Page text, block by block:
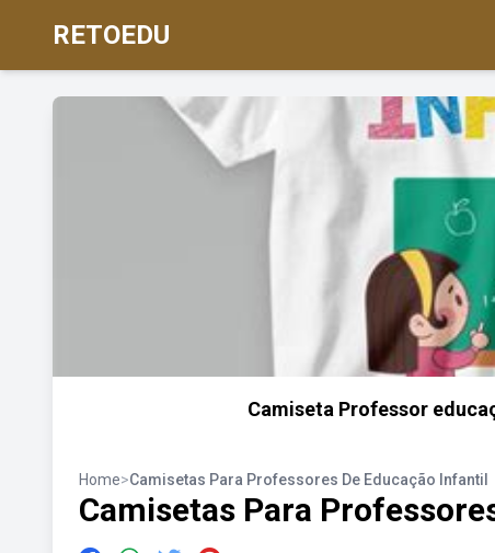
RETOEDU
Camiseta Professor
Home>Camisetas Para Professores De Educação Infantil
Camisetas Para